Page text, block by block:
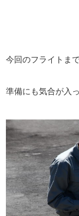
今回のフライトま
準備にも気合が入